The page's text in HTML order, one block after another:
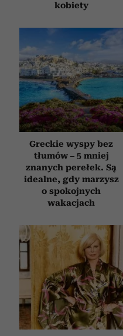
kobiety
Greckie wyspy bez
tłumów – 5 mniej
znanych perełek. Są
idealne, gdy marzysz
o spokojnych
wakacjach